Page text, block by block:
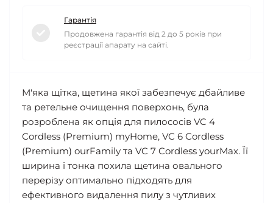
Гарантія
Продовжена гарантія від 2 до 5 років при
реєстрації апарату на сайті.
М'яка щітка, щетина якої забезпечує дбайливе
та ретельне очищення поверхонь, була
розроблена як опція для пилососів VC 4
Cordless (Premium) myHome, VC 6 Cordless
(Premium) ourFamily та VC 7 Cordless yourMax. Її
ширина і тонка похила щетина овального
перерізу оптимально підходять для
ефективного видалення пилу з чутливих